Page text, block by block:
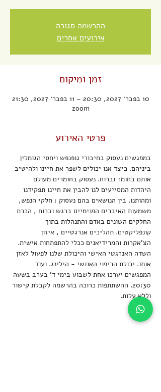
ההרשמה סגורה
אירועים אחרים
זמן ומיקום
10 בפבר׳ 2027, 20:30 – 11 בפבר׳ 2027, 21:30
zoom
פרטי האירוע
במפגשים נעסוק בחיבורי גופנפש ויחסי הגומלין
ביניהם. כיצד אנו יכולים לשפר את חיינו ולהיטיב
אותם בחומר וברוח. נעסוק בחומרים מעולם
היהדות המסייעים לנו להבין את חיינו תפקידנו
ומהותנו. בין הנושאים בהם נעסוק : חלקי הנפש,
משמעות האיברים הפנימיים ברגש וברוח , הכרת
החלקים השונים באדם והתנהלות בתוך
קונפליקטים. תהליכים אנרגטיים , איזון
הצ'אקרות והמרידיאנים ככלי להתפתחות אישית.
השדה האנרגטי האישי והיכולת שלנו לפעול לאזן
אותו. יכולת הריפוי האנושי - הילינג. ועוד
המפגשים יערכו אחת לשבוע בימי ד' בערב בשעה
20:30. ההשתתפות כרוכה בהרשמה לקבלת קישור
וללא עלות.